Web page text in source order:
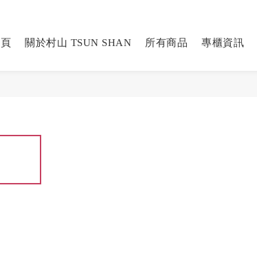
關於村山 TSUN SHAN 所有商品 專櫃資訊